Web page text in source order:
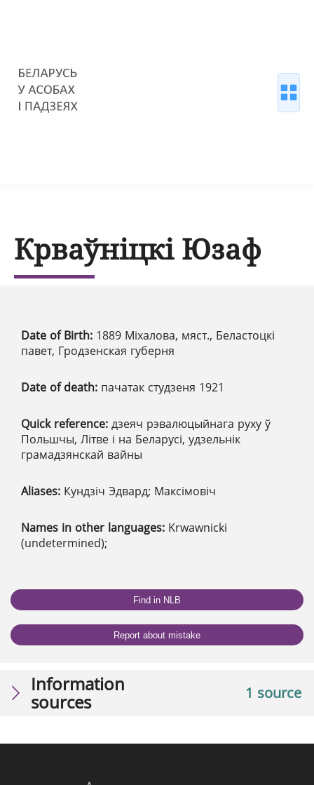
Крваўніцкі Юзаф
Date of Birth: 1889 Міхалова, мяст., Беластоцкі
павет, Гродзенская губерня
Date of death: пачатак студзеня 1921
Quick reference: дзеяч рэвалюцыйнага руху ў
Польшчы, Літве і на Беларусі, удзельнік
грамадзянскай вайны
Aliases: Кундзіч Эдвард; Максімовіч
Names in other languages: Krwawnicki
(undetermined);
Find in NLB
Report about mistake
1 source
Information
sources